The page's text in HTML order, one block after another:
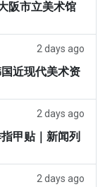
阪市立美术馆
2 days ago
近现代美术资
2 days ago
甲贴｜新闻列
2 days ago